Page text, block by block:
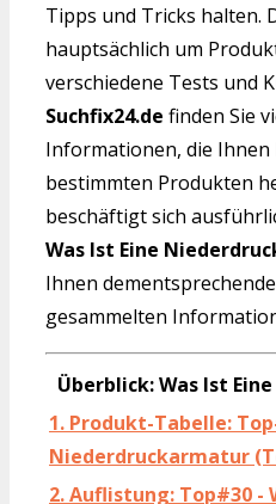
Tipps und Tricks halten.
hauptsächlich um
verschiedene Tests und
Suchfix24.de finden Sie
Informationen, die Ihnen
bestimmten Produkten
beschäftigt sich
Was Ist Eine
Ihnen
gesammelten
Überblick: Was Ist
1. Produkt-Tabelle:
Niederdruckarmatur
2. Auflistung: Top#30 -